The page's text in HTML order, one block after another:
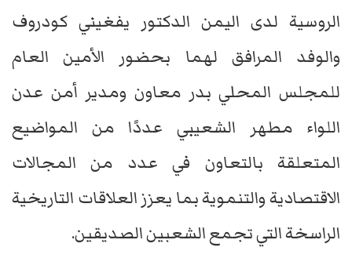
الروسية لدى اليمن الدكتور يفغيني كودروف
والوفد المرافق لهما بحضور الأمين العام
للمجلس المحلي بدر معاون ومدير أمن عدن
اللواء مطهر الشعيبي عددًا من المواضيع
المتعلقة بالتعاون في عدد من المجالات
الاقتصادية والتنموية بما يعزز العلاقات التاريخية
الراسخة التي تجمع الشعبين الصديقين.